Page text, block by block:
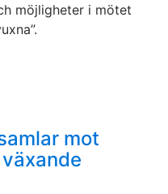
möjligheter i mötet
mot